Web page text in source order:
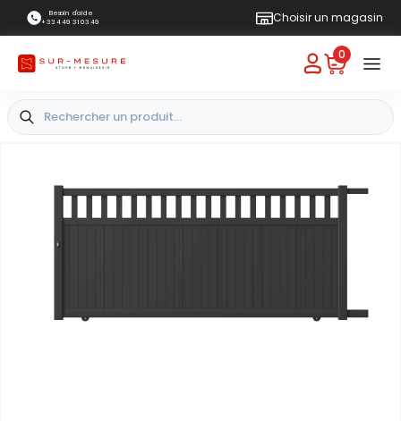
Besoin d'aide
+33 4 49 31 03 49
Choisir un magasin
0